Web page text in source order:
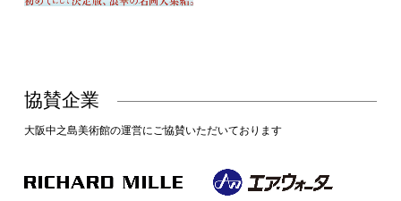
協賛企業
大阪中之島美術館の運営にご協賛いただいております